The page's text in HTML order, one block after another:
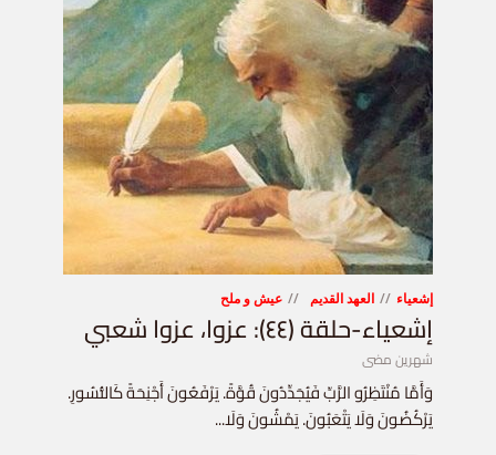
إشعياء العهد القديم عيش و ملح
إشعياء-حلقة (٤٤): عزوا، عزوا شعبي
شهرين مضى
وَأَمَّا مُنْتَظِرُو الرَّبِّ فَيُجَدِّدُونَ قُوَّةً. يَرْفَعُونَ أَجْنِحَةً كَالنُّسُورِ.
يَرْكُضُونَ وَلَا يَتْعَبُونَ. يَمْشُونَ وَلَا...